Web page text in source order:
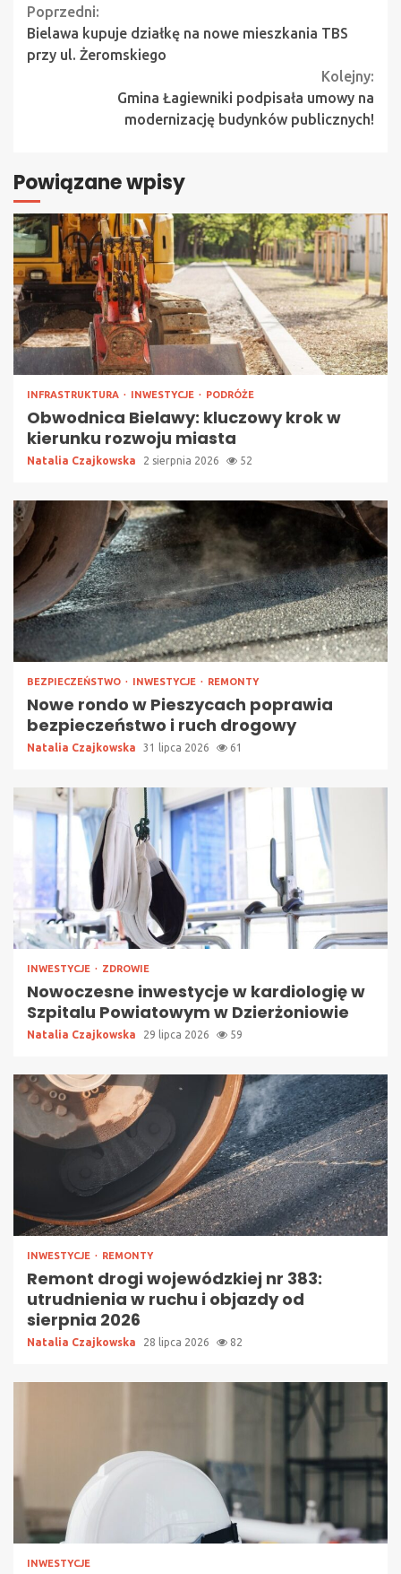
Continue
Reading
Poprzedni:
Bielawa kupuje działkę na nowe mieszkania TBS
przy ul. Żeromskiego
Kolejny:
Gmina Łagiewniki podpisała umowy na
modernizację budynków publicznych!
Powiązane wpisy
INFRASTRUKTURA INWESTYCJE PODRÓŻE
Obwodnica Bielawy: kluczowy krok w
kierunku rozwoju miasta
Natalia Czajkowska 2 sierpnia 2026 52
BEZPIECZEŃSTWO INWESTYCJE REMONTY
Nowe rondo w Pieszycach poprawia
bezpieczeństwo i ruch drogowy
Natalia Czajkowska 31 lipca 2026 61
INWESTYCJE ZDROWIE
Nowoczesne inwestycje w kardiologię w
Szpitalu Powiatowym w Dzierżoniowie
Natalia Czajkowska 29 lipca 2026 59
INWESTYCJE REMONTY
Remont drogi wojewódzkiej nr 383:
utrudnienia w ruchu i objazdy od
sierpnia 2026
Natalia Czajkowska 28 lipca 2026 82
INWESTYCJE